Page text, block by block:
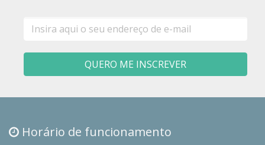
mail
QUERO ME INSCREVER
Horário de funcionamento